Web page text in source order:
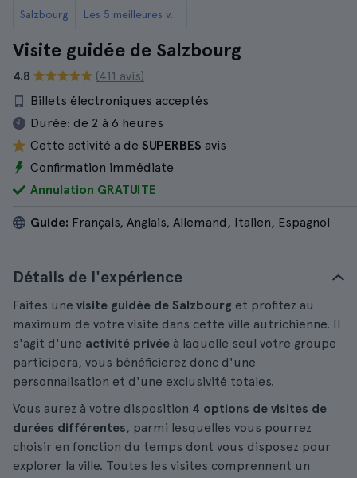
Salzbourg Les 5 meilleures visites guidées de Salzbourg
Visite guidée de Salzbourg
4.8
(411 avis)
Billets électroniques acceptés
Durée: de 2 à 6 heures
Cette activité a de SUPERBES avis
Confirmation immédiate
Annulation GRATUITE
Guide: Français, Anglais, Allemand, Italien, Espagnol
Détails de l'expérience
Faites une visite guidée de Salzbourg et profitez au
maximum de votre visite dans cette ville autrichienne. Il
s'agit d'une activité privée à laquelle seul votre groupe
participera, vous bénéficierez donc d'une
personnalisation et d'une exclusivité totales.
Vous aurez à votre disposition 4 options de visites de
durées différentes, parmi lesquelles vous pourrez
choisir en fonction du temps dont vous disposez pour
explorer la ville. Toutes les visites comprennent un